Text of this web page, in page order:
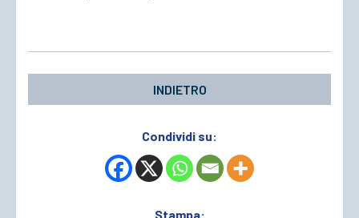
INDIETRO
Condividi su:
Stampa: